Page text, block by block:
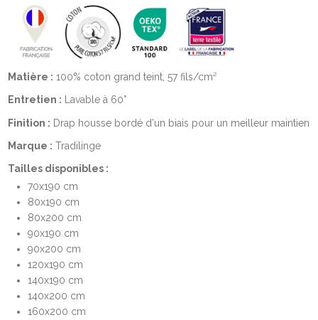
Matière : 100% coton grand teint, 57 fils/cm²
Entretien : Lavable à 60°
Finition : Drap housse bordé d'un biais pour un meilleur maintien
Marque : Tradilinge
Tailles disponibles :
70x190 cm
80x190 cm
80x200 cm
90x190 cm
90x200 cm
120x190 cm
140x190 cm
140x200 cm
160x200 cm